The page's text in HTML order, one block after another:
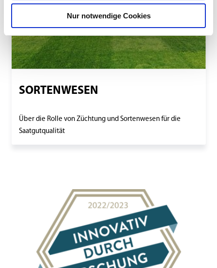
Nur notwendige Cookies
SORTENWESEN
Über die Rolle von Züchtung und Sortenwesen für die
Saatgutqualität